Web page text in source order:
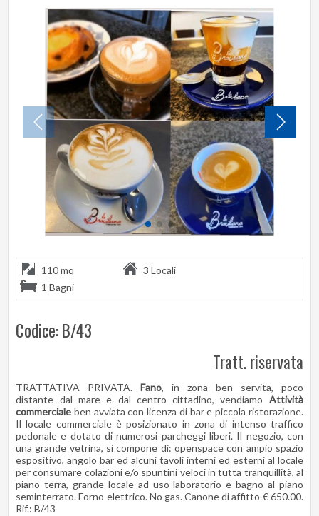
110 mq
3 Locali
1 Bagni
Codice: B/43
Tratt. riservata
TRATTATIVA PRIVATA. Fano, in zona ben servita, poco
distante dal mare e dal centro cittadino, vendiamo Attività
commerciale ben avviata con licenza di bar e piccola ristorazione.
Il locale commerciale è posizionato in zona di intenso traffico
pedonale e dotato di numerosi parcheggi liberi. Il negozio, con
una grande vetrina, si compone di: openspace con ampio spazio
espositivo, angolo bar ed alcuni tavoli interni ed esterni al locale
per consumare colazioni e/o spuntini veloci in tutta tranquillità, al
piano terra, grande locale ad uso laboratorio e bagno al piano
seminterrato. Forno elettrico. No gas. Canone di affitto € 650.00.
Rif.: B/43